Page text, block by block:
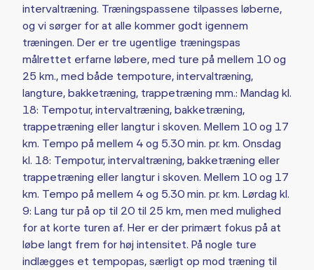
intervaltræning. Træningspassene tilpasses løberne,
og vi sørger for at alle kommer godt igennem
træningen. Der er tre ugentlige træningspas
målrettet erfarne løbere, med ture på mellem 10 og
25 km., med både tempoture, intervaltræning,
langture, bakketræning, trappetræning mm.: Mandag kl.
18: Tempotur, intervaltræning, bakketræning,
trappetræning eller langtur i skoven. Mellem 10 og 17
km. Tempo på mellem 4 og 5.30 min. pr. km. Onsdag
kl. 18: Tempotur, intervaltræning, bakketræning eller
trappetræning eller langtur i skoven. Mellem 10 og 17
km. Tempo på mellem 4 og 5.30 min. pr. km. Lørdag kl.
9: Lang tur på op til 20 til 25 km, men med mulighed
for at korte turen af. Her er der primært fokus på at
løbe langt frem for høj intensitet. På nogle ture
indlægges et tempopas, særligt op mod træning til